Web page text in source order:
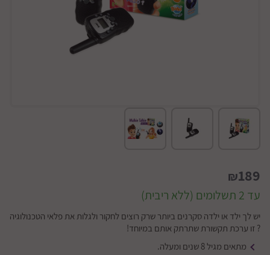
₪189
עד 2 תשלומים (ללא ריבית)
יש לך ילד או ילדה סקרנים ביותר שרק רוצים לחקור ולגלות את פלאי הטכנולוגיה
? זו ערכת תקשורת שתרתק אותם במיוחד!
מתאים מגיל 8 שנים ומעלה.